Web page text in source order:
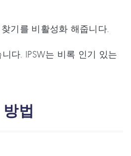
기를 비활성화 해줍니다.
다. IPSW는 비록 인기 있는
법